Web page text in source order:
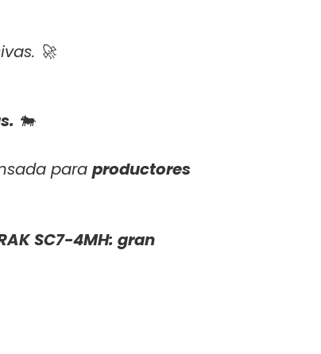
🚀
🐄
para productores
SC7-4MH: gran